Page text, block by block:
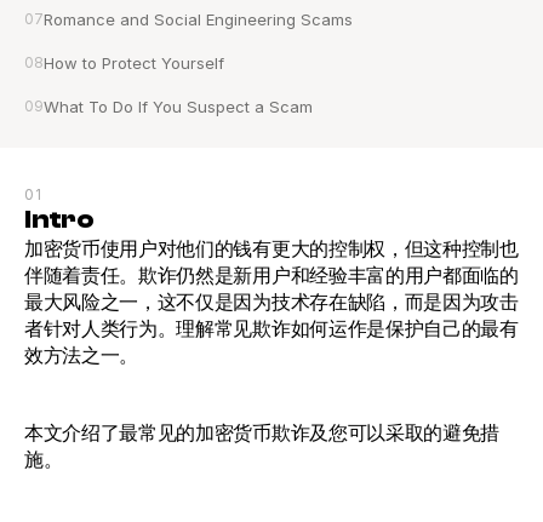
07Romance and Social Engineering Scams
08How to Protect Yourself
09What To Do If You Suspect a Scam
01
Intro
加密货币使用户对他们的钱有更大的控制权，但这种控制也
伴随着责任。欺诈仍然是新用户和经验丰富的用户都面临的
最大风险之一，这不仅是因为技术存在缺陷，而是因为攻击
者针对人类行为。理解常见欺诈如何运作是保护自己的最有
效方法之一。
本文介绍了最常见的加密货币欺诈及您可以采取的避免措
施。